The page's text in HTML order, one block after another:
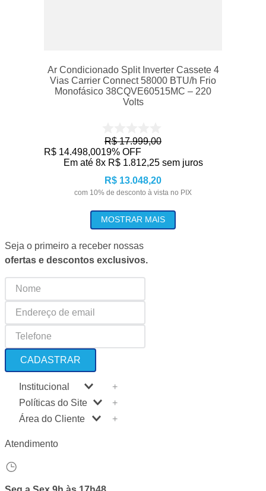
Ar Condicionado Split Inverter Cassete 4
Vias Carrier Connect 58000 BTU/h Frio
Monofásico 38CQVE60515MC – 220
Volts
R$ 17.999,00
R$ 14.498,0019% OFF
Em até 8x R$ 1.812,25sem juros
R$ 13.048,20
com 10% de desconto à vista no PIX
MOSTRAR MAIS
Seja o primeiro a receber nossas
ofertas e descontos exclusivos.
CADASTRAR
Institucional +
A Friopeças
Nossas Lojas
VRF
Relação com Investidor
Políticas do Site +
Política de Entrega
Política de Pagamento
Área do Cliente +
Meus Pedidos
Atendimento